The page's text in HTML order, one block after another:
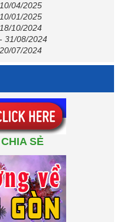
10/04/2025
10/01/2025
18/10/2024
- 31/08/2024
20/07/2024
SẺ